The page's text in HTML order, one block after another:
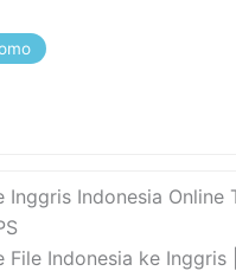
Inggris Indonesia Online
File Indonesia ke